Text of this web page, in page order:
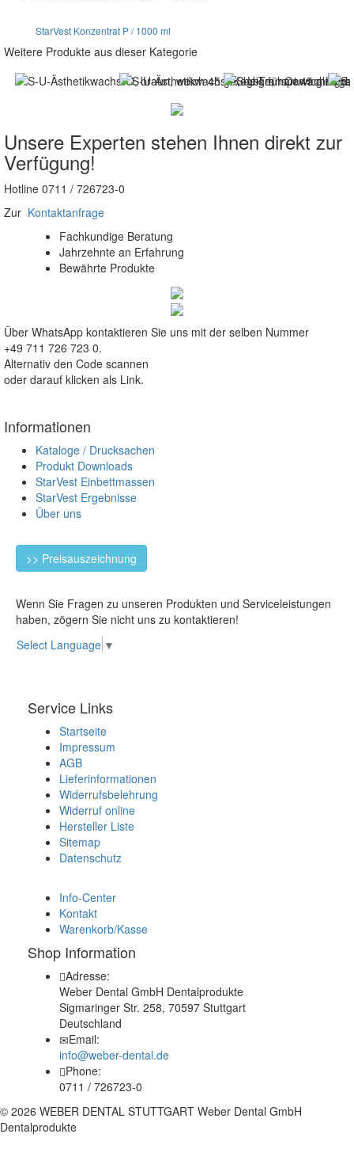
StarVest Konzentrat P / 1000 ml
Weitere Produkte aus dieser Kategorie
Unsere Experten stehen Ihnen direkt zur
Verfügung!
Hotline 0711 / 726723-0
Zur Kontaktanfrage
Fachkundige Beratung
Jahrzehnte an Erfahrung
Bewährte Produkte
Über WhatsApp kontaktieren Sie uns mit der selben Nummer
+49 711 726 723 0.
Alternativ den Code scannen
oder darauf klicken als Link.
Informationen
Kataloge / Drucksachen
Produkt Downloads
StarVest Einbettmassen
StarVest Ergebnisse
Über uns
>> Preisauszeichnung
Wenn Sie Fragen zu unseren Produkten und Serviceleistungen
haben, zögern Sie nicht uns zu kontaktieren!
Select Language ▼
Service Links
Startseite
Impressum
AGB
Lieferinformationen
Widerrufsbelehrung
Widerruf online
Hersteller Liste
Sitemap
Datenschutz
Info-Center
Kontakt
Warenkorb/Kasse
Shop Information
Adresse:
Weber Dental GmbH Dentalprodukte
Sigmaringer Str. 258, 70597 Stuttgart
Deutschland
Email:
info@weber-dental.de
Phone:
0711 / 726723-0
© 2026 WEBER DENTAL STUTTGART Weber Dental GmbH
Dentalprodukte